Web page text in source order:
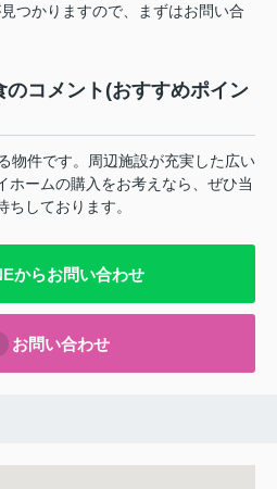
つかりますので、まずはお問い合
コメント(おすすめポイン
物件です。周辺施設が充実した広い
ホームの購入をお考えなら、ぜひ当
しております。
からお問い合わせ
お問い合わせ